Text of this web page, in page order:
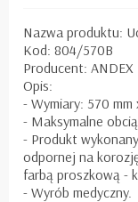
Nazwa produktu:
Kod: 804/570B
Producent: ANDEX
Opis:
- Wymiary: 570
- Maksymalne
- Produkt
odpornej na
farbą proszkową -
- Wyrób medyczny.